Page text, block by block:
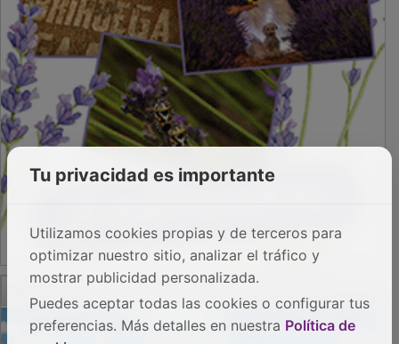
PUBLICIDAD
Tu privacidad es importante
Utilizamos cookies propias y de terceros para
optimizar nuestro sitio, analizar el tráfico y
mostrar publicidad personalizada.
Puedes aceptar todas las cookies o configurar tus
preferencias. Más detalles en nuestra Política de